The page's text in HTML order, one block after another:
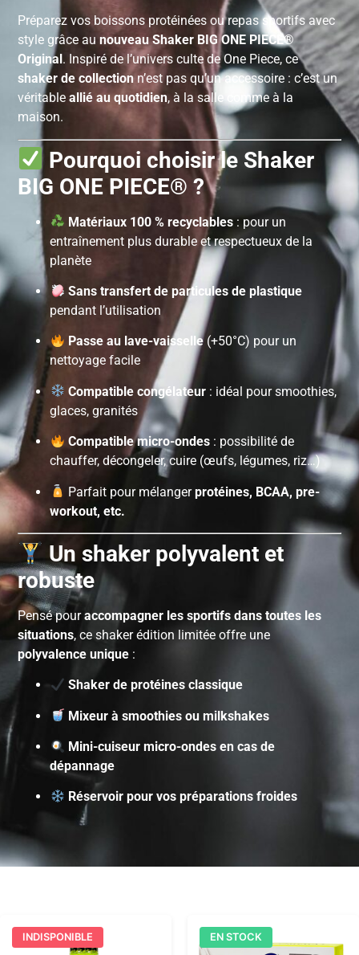
Préparez vos boissons protéinées ou repas sportifs avec
style grâce aunouveau Shaker BIG ONE PIECE®
Original . Inspiré de l’univers culte de One Piece, ce
shaker de collection n’est pas qu’un accessoire : c’est un
véritableallié au quotidien, à la salle comme à la
maison.
Pourquoi choisir le Shaker
BIG ONE PIECE® ?
Matériaux 100 % recyclables: pour un
entraînement plus durable et respectueux de la
planète
Sans transfert de particules de plastique
pendant l’utilisation
Passe au lave-vaisselle(+50°C) pour un
nettoyage facile
Compatible congélateur: idéal pour smoothies,
glaces, granités
Compatible micro-ondes: possibilité de
chauffer, décongeler, cuire (œufs, légumes, riz…)
Parfait pour mélangerprotéines, BCAA, pre-
workout, etc.
Un shaker polyvalent et
robuste
Pensé pouraccompagner les sportifs dans toutes les
situations, ce shaker édition limitée offre une
polyvalence unique :
Shaker de protéines classique
Mixeur à smoothies ou milkshakes
Mini-cuiseur micro-ondes en cas de
dépannage
Réservoir pour vos préparations froides
INDISPONIBLE EN STOCK